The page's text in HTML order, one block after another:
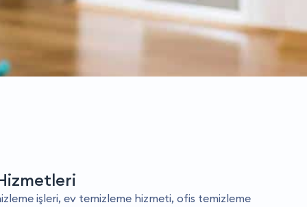
işleri, ev temizleme hizmeti, ofis temizleme